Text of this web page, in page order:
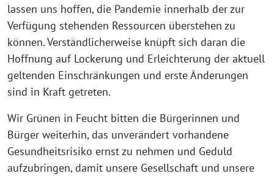
lassen uns hoffen, die Pandemie innerhalb der zur
Verfügung stehenden Ressourcen überstehen zu
können. Verständlicherweise knüpft sich daran die
Hoffnung auf Lockerung und Erleichterung der aktuell
geltenden Einschränkungen und erste Änderungen
sind in Kraft getreten.
Wir Grünen in Feucht bitten die Bürgerinnen und
Bürger weiterhin, das unverändert vorhandene
Gesundheitsrisiko ernst zu nehmen und Geduld
aufzubringen, damit unsere Gesellschaft und unsere